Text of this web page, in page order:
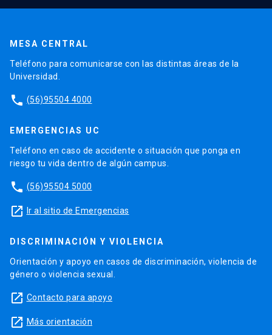
MESA CENTRAL
Teléfono para comunicarse con las distintas áreas de la
Universidad.
phone (56)95504 4000
EMERGENCIAS UC
Teléfono en caso de accidente o situación que ponga en
riesgo tu vida dentro de algún campus.
phone (56)95504 5000
launch Ir al sitio de Emergencias
DISCRIMINACIÓN Y VIOLENCIA
Orientación y apoyo en casos de discriminación, violencia de
género o violencia sexual.
launch Contacto para apoyo
launch Más orientación